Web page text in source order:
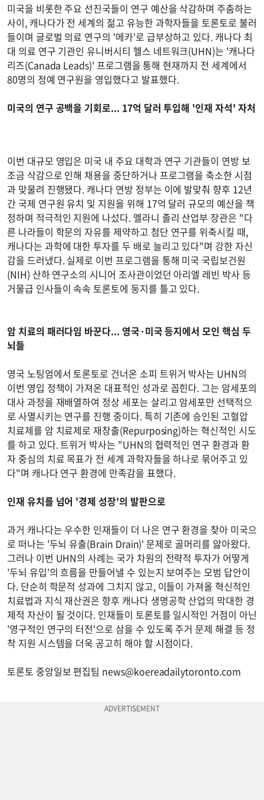
미국을 비롯한 주요 선진국들이 연구 예산을 삭감하며 주춤하는
사이, 캐나다가 전 세계의 젊고 유능한 과학자들을 토론토로 불러
들이며 글로벌 의료 연구의 '메카'로 급부상하고 있다. 캐나다 최
대 의료 연구 기관인 유니버시티 헬스 네트워크(UHN)는 '캐나다
리즈(Canada Leads)' 프로그램을 통해 현재까지 전 세계에서
80명의 정예 연구원을 영입했다고 발표했다.
미국의 연구 공백을 기회로... 17억 달러 투입해 '인재 자석' 자처
이번 대규모 영입은 미국 내 주요 대학과 연구 기관들이 연방 보
조금 삭감으로 인해 채용을 중단하거나 프로그램을 축소한 시점
과 맞물려 진행됐다. 캐나다 연방 정부는 이에 발맞춰 향후 12년
간 국제 연구원 유치 및 지원을 위해 17억 달러 규모의 예산을 책
정하며 적극적인 지원에 나섰다. 멜라니 졸리 산업부 장관은 "다
른 나라들이 학문의 자유를 제약하고 첨단 연구를 위축시킬 때,
캐나다는 과학에 대한 투자를 두 배로 늘리고 있다"며 강한 자신
감을 드러냈다. 실제로 이번 프로그램을 통해 미국 국립보건원
(NIH) 산하 연구소의 시니어 조사관이었던 아리엘 레빈 박사 등
거물급 인사들이 속속 토론토에 둥지를 틀고 있다.
암 치료의 패러다임 바꾼다... 영국·미국 등지에서 모인 핵심 두
뇌들
영국 노팅엄에서 토론토로 건너온 소피 트위거 박사는 UHN의
이번 영입 정책이 가져온 대표적인 성과로 꼽힌다. 그는 암세포의
대사 과정을 재배열하여 정상 세포는 살리고 암세포만 선택적으
로 사멸시키는 연구를 진행 중이다. 특히 기존에 승인된 고혈압
치료제를 암 치료제로 재창출(Repurposing)하는 혁신적인 시도
를 하고 있다. 트위거 박사는 "UHN의 협력적인 연구 환경과 환
자 중심의 치료 목표가 전 세계 과학자들을 하나로 묶어주고 있
다"며 캐나다 연구 환경에 만족감을 표했다.
인재 유치를 넘어 '경제 성장'의 발판으로
과거 캐나다는 우수한 인재들이 더 나은 연구 환경을 찾아 미국으
로 떠나는 '두뇌 유출(Brain Drain)' 문제로 골머리를 앓아왔다.
그러나 이번 UHN의 사례는 국가 차원의 전략적 투자가 어떻게
'두뇌 유입'의 흐름을 만들어낼 수 있는지 보여주는 모범 답안이
다. 단순히 학문적 성과에 그치지 않고, 이들이 가져올 혁신적인
치료법과 지식 재산권은 향후 캐나다 생명공학 산업의 막대한 경
제적 자산이 될 것이다. 인재들이 토론토를 일시적인 거점이 아닌
'영구적인 연구의 터전'으로 삼을 수 있도록 주거 문제 해결 등 정
착 지원 시스템을 더욱 공고히 해야 할 시점이다.
토론토 중앙일보 편집팀 news@koereadailytoronto.com